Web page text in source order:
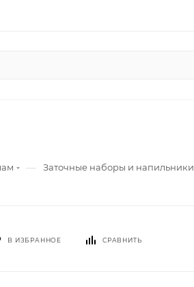
— Заточные наборы и напильники
В ИЗБРАННОЕ СРАВНИТЬ